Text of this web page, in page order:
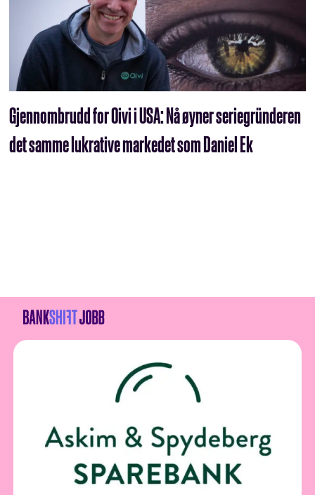
Gjennombrudd for Oivi i USA: Nå øyner seriegründeren
det samme lukrative markedet som Daniel Ek